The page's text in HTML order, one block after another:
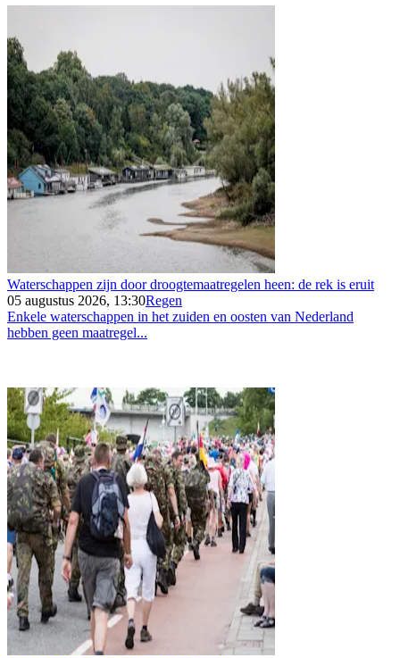
Waterschappen zijn door droogtemaatregelen heen: de rek is eruit
05 augustus 2026, 13:30Regen
Enkele waterschappen in het zuiden en oosten van Nederland
hebben geen maatregel...